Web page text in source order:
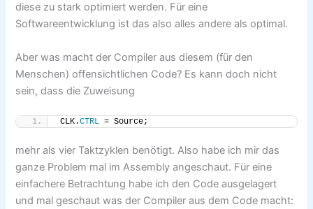
diese zu stark optimiert werden. Für eine
Softwareentwicklung ist das also alles andere als optimal.
Aber was macht der Compiler aus diesem (für den
Menschen) offensichtlichen Code? Es kann doch nicht
sein, dass die Zuweisung
CLK.CTRL = Source;
mehr als vier Taktzyklen benötigt. Also habe ich mir das
ganze Problem mal im Assembly angeschaut. Für eine
einfachere Betrachtung habe ich den Code ausgelagert
und mal geschaut was der Compiler aus dem Code macht: